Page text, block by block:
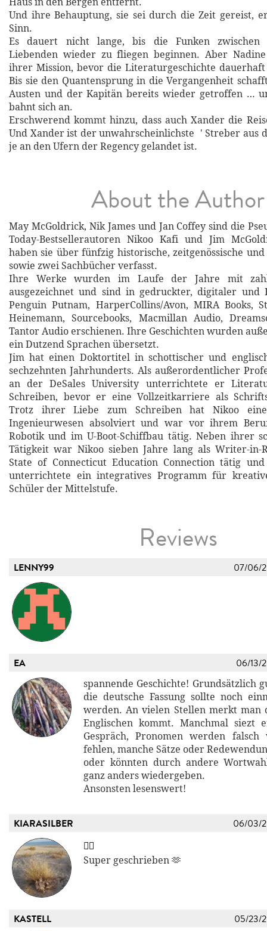
Und ihre Behauptung, sie sei durch die Zeit gereist,
Sinn.
Es dauert nicht lange, bis die Funken zwischen
Liebenden wieder zu fliegen beginnen. Aber
ihrer Mission, bevor die Literaturgeschichte
Bis sie den Quantensprung in die Vergangenheit
Austen und der Kapitän bereits wieder getroffen …
bahnt sich an.
Erschwerend kommt hinzu, dass auch Xander die
Und Xander ist der unwahrscheinlichste ' Streber aus
je an den Ufern der Regency gelandet ist.
About the Author
May McGoldrick, Nik James und Jan Coffey sind die
Today-Bestsellerautoren Nikoo Kafi und Jim
haben sie über fünfzig historische, zeitgenössische und
sowie zwei Sachbücher verfasst.
Ihre Werke wurden im Laufe der Jahre mit
ausgezeichnet und sind in gedruckter, digitaler und
Penguin Putnam, HarperCollins/Avon, MIRA Books,
Heinemann, Sourcebooks, Macmillan Audio,
Tantor Audio erschienen. Ihre Geschichten wurden
ein Dutzend Sprachen übersetzt.
Jim hat einen Doktortitel in schottischer und
sechzehnten Jahrhunderts. Als außerordentlicher
an der DeSales University unterrichtete er
Schreiben, bevor er eine Vollzeitkarriere als
Trotz ihrer Liebe zum Schreiben hat Nikoo
Ingenieurwesen absolviert und war vor ihrem
Robotik und im U-Boot-Schiffbau tätig. Neben ihrer
Tätigkeit war Nikoo sieben Jahre lang als Writer-in-
State of Connecticut Education Connection tätig
unterrichtete ein integratives Programm für
Schüler der Mittelstufe.
Reviews
LENNY99 07/06/
EA 06/13/
spannende Geschichte! Grundsätzlich
die deutsche Fassung sollte noch
werden. An vielen Stellen merkt man
Englischen kommt. Manchmal siezt
Gespräch, Pronomen werden
fehlen, manche Sätze oder
oder könnten durch andere
ganz anders wiedergeben.
Ansonsten lesenswert!
KIARASILBER 06/03/
👍🏼
Super geschrieben 🫶
KASTELL 05/23/